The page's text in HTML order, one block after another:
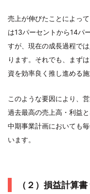
売上が伸びたことによっ
は13パーセントから14パ
すが、現在の成長過程で
ります。それでも、まず
資を効率良く推し進める
このような要因により、
過去最高の売上高・利益
中期事業計画においても
います。
（２）損益計算